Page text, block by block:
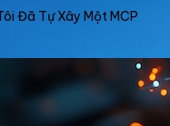
Đã Tự Xây Một MCP